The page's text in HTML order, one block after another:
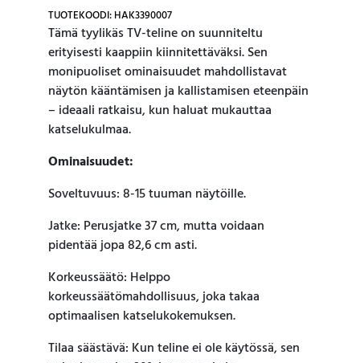
TUOTEKOODI: HAK3390007
Tämä tyylikäs TV-teline on suunniteltu
erityisesti kaappiin kiinnitettäväksi. Sen
monipuoliset ominaisuudet mahdollistavat
näytön kääntämisen ja kallistamisen eteenpäin
– ideaali ratkaisu, kun haluat mukauttaa
katselukulmaa.
Ominaisuudet:
Soveltuvuus: 8-15 tuuman näytöille.
Jatke: Perusjatke 37 cm, mutta voidaan
pidentää jopa 82,6 cm asti.
Korkeussäätö: Helppo
korkeussäätömahdollisuus, joka takaa
optimaalisen katselukokemuksen.
Tilaa säästävä: Kun teline ei ole käytössä, sen